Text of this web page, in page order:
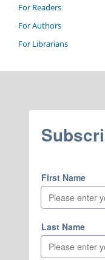
For Readers
For Authors
For Librarians